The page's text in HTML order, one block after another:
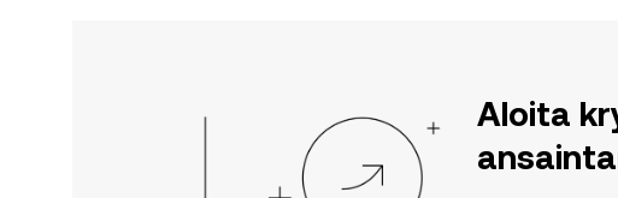
Aloita